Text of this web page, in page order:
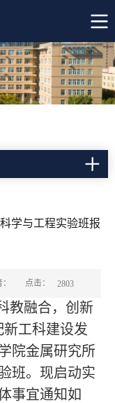
学与工程实验班报
点击： 2803
教融合，创新
新工科建设发
院金属研究所
班。现启动实
事宜通知如